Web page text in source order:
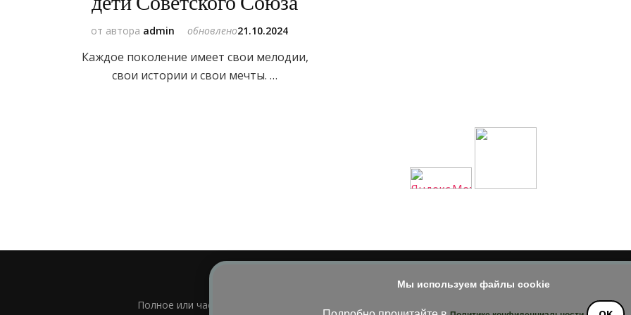
от автора admin обновлено21.10.2024
Каждое поколение имеет свои мелодии,
свои истории и свои мечты. …
Мы используем файлы cookie
© 2014 - 2026
Полное или частичное использование материала допускается только при наличии активной и